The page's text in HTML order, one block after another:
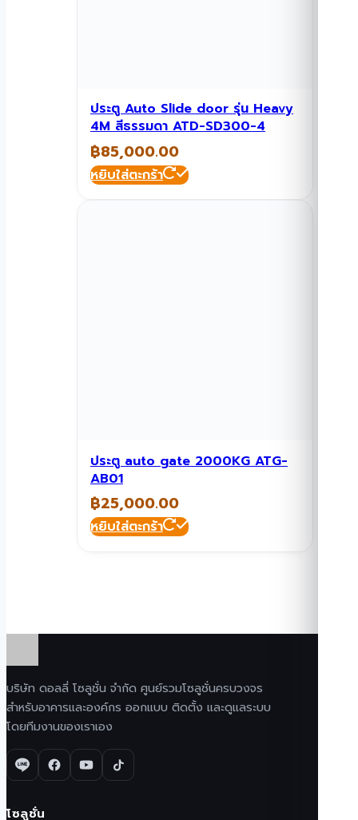
ประตู Auto Slide door รุ่น Heavy
4M สีธรรมดา ATD-SD300-4
฿85,000.00
หยิบใส่ตะกร้า
ประตู auto gate 2000KG ATG-
AB01
฿25,000.00
หยิบใส่ตะกร้า
บริษัท ดอลลี่ โซลูชั่น จำกัด ศูนย์รวมโซลูชั่นครบวงจร
สำหรับอาคารและองค์กร ออกแบบ ติดตั้ง และดูแลระบบ
โดยทีมงานของเราเอง
โซลูชั่น